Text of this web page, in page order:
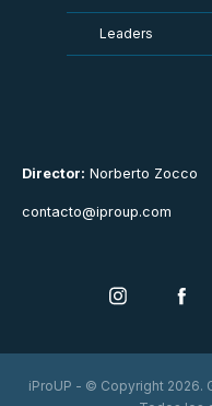
Director: Norberto Zocco
contacto@iproup.com
Leaders
iProUP - © Copyright 2026.